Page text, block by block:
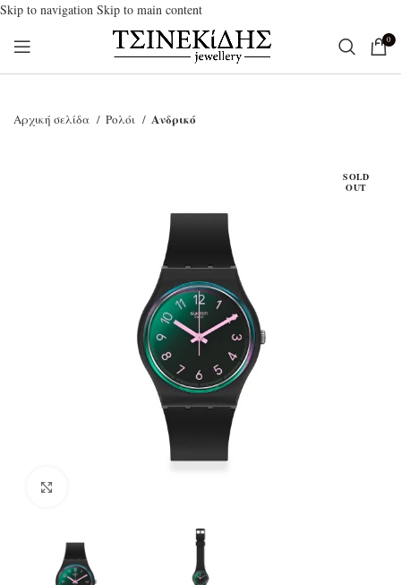
Skip to navigation Skip to main content
0
Αρχική σελίδα Ρολόι Ανδρικό
SOLD
OUT